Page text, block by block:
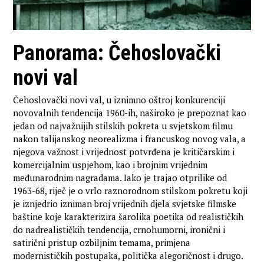
Panorama: Čehoslovački
novi val
Čehoslovački novi val, u iznimno oštroj konkurenciji
novovalnih tendencija 1960-ih, naširoko je prepoznat kao
jedan od najvažnijih stilskih pokreta u svjetskom filmu
nakon talijanskog neorealizma i francuskog novog vala, a
njegova važnost i vrijednost potvrđena je kritičarskim i
komercijalnim uspjehom, kao i brojnim vrijednim
međunarodnim nagradama. Iako je trajao otprilike od
1963-68, riječ je o vrlo raznorodnom stilskom pokretu koji
je iznjedrio izniman broj vrijednih djela svjetske filmske
baštine koje karakterizira šarolika poetika od realističkih
do nadrealističkih tendencija, crnohumorni, ironični i
satirični pristup ozbiljnim temama, primjena
modernističkih postupaka, politička alegoričnost i drugo.